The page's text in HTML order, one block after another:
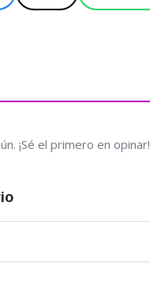
¡Sé el primero en opinar!